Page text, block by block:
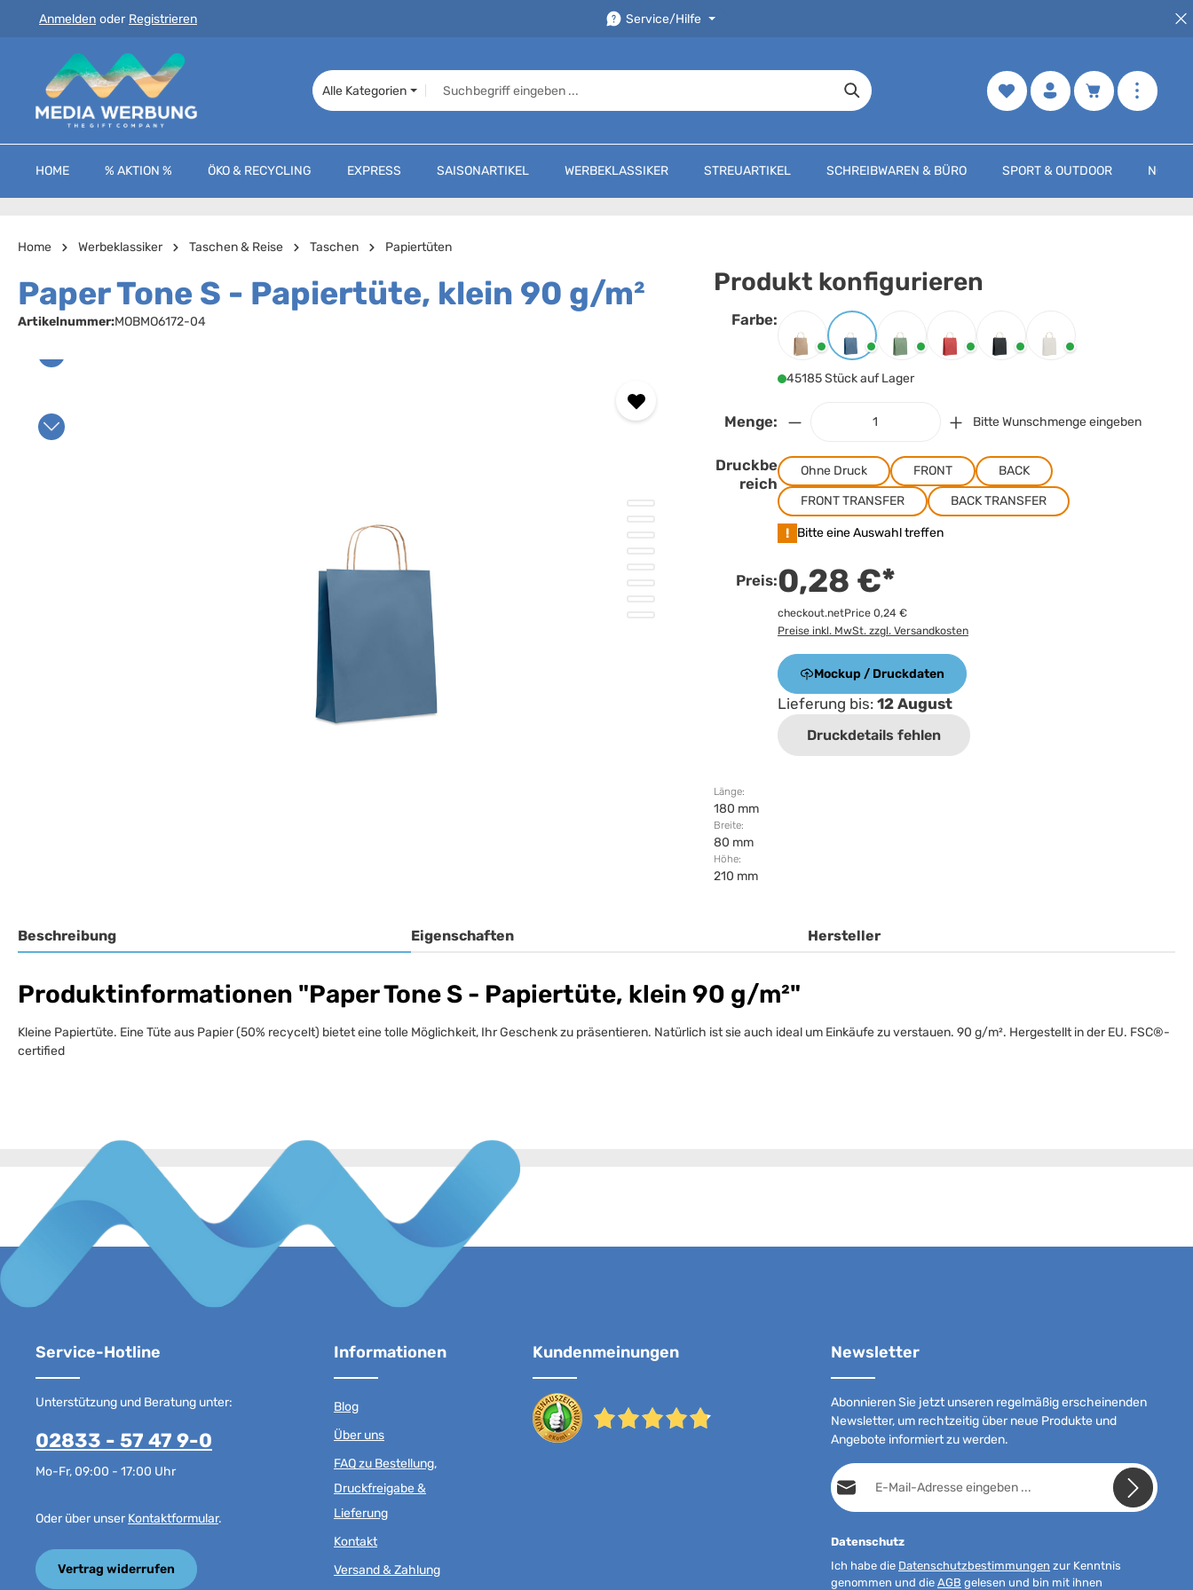
Hauptinhalt springen
Zur Suche springen
Zur Hauptnavigation springen
Anmelden oder Registrieren Service/Hilfe
Alle Kategorien
Merkzettel Warenkorb
HOME % AKTION % ÖKO & RECYCLING EXPRESS SAISONARTIKEL WERBEKLASSIKER STREUARTIKEL SCHREIBWAREN & BÜRO SPORT & OUTDOOR NOCH
Home Werbeklassiker Taschen & Reise Taschen Papiertüten
Paper Tone S - Papiertüte, klein 90 g/m²
Artikelnummer:MOBMO6172-04
Bildergalerie überspringen
Produkt konfigurieren
Farbe: Farbeauswählen
Beige Blau Grün Rot Schwarz Weiss
45185 Stück auf Lager
Menge: Bitte Wunschmenge eingeben
Druckbe
reich
Ohne Druck FRONT
BACK
FRONT TRANSFER
BACK TRANSFER
! Bitte eine Auswahl treffen
Preis:0,28 €*
checkout.netPrice 0,24 €
Preise inkl. MwSt. zzgl. Versandkosten
Mockup / Druckdaten
Lieferung bis: 12 August
Druckdetails fehlen
Länge:
180 mm
Breite:
80 mm
Höhe:
210 mm
Beschreibung Eigenschaften Hersteller
Produktinformationen "Paper Tone S - Papiertüte, klein 90 g/m²"
Kleine Papiertüte. Eine Tüte aus Papier (50% recycelt) bietet eine tolle Möglichkeit, Ihr Geschenk zu präsentieren. Natürlich ist sie auch ideal um Einkäufe zu verstauen. 90 g/m². Hergestellt in der EU. FSC®-
certified
Service-Hotline
Unterstützung und Beratung unter:
02833 - 57 47 9-0
Mo-Fr, 09:00 - 17:00 Uhr
Oder über unserKontaktformular.
Vertrag widerrufen
Informationen
Blog
Über uns
FAQ zu Bestellung,
Druckfreigabe &
Lieferung
Kontakt
Versand & Zahlung
Kundenmeinungen Newsletter
Abonnieren Sie jetzt unseren regelmäßig erscheinenden
Newsletter, um rechtzeitig über neue Produkte und
Angebote informiert zu werden.
E-Mail-Adresse*
Datenschutz
Ich habe die Datenschutzbestimmungen zur Kenntnis
genommen und die AGB gelesen und bin mit ihnen